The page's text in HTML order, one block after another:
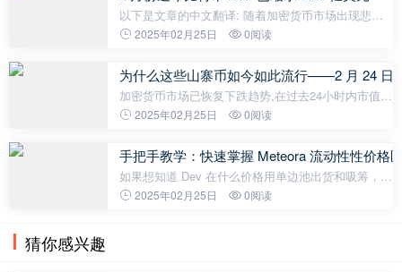
以下是文章的中文翻译: 随着加密货币市场出现悲观
情绪,追踪比特币现货价格的交易所交易基金的流出加
的数据显示,在2月份
2025年02月25日 0阅读
为什么这些山寨币如今如此流行——2 月 24 日
加密货币市场已恢复下跌趋势,在过去24小时内市值缩
水400亿美元。在更广泛的抛售中,一些LTC、SOL、
AMP、ACH、RON、ONG等竞争币在过去
2025年02月25日 0阅读
手把手教学：快速掌握 Meteora 流动性性价格
如果想知道 Dev 在什么价格用单边池出货和吸筹，那
么知道其对应的价格区间是很有必要的。作者：子布
2025年02月25日 0阅读
猜你感兴趣